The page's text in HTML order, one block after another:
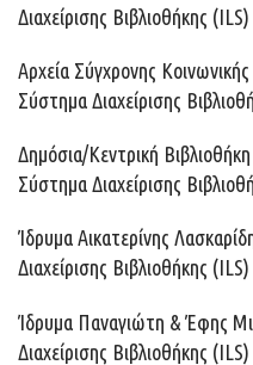
Διαχείρισης Βιβλιοθήκης
Aρχεία Σύγχρονης
Σύστημα Διαχείρισης
Δημόσια/Κεντρική
Σύστημα Διαχείρισης
Ίδρυμα Αικατερίνης
Διαχείρισης Βιβλιοθήκης
Ίδρυμα Παναγιώτη & Έφης
Διαχείρισης Βιβλιοθήκης